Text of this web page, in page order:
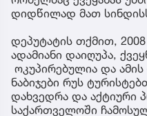
დიდწილად მათ
დეპუტატის თქმით,
ადამიანი დაიღუპა,
ოკუპირებულია და
ნაბიჯები რუს
დახვედრა და აქტიური
საქართველოში